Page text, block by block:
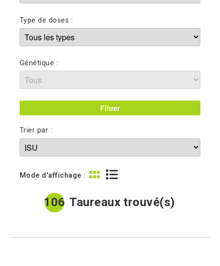
Type de doses :
Génétique :
106 Taureaux trouvé(s)
Mode d'affichage :
Trier par :